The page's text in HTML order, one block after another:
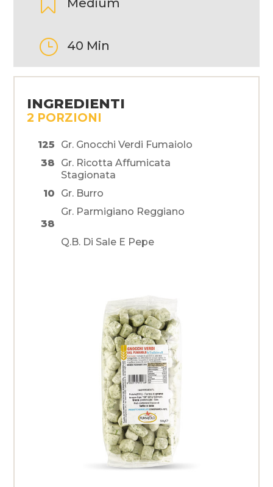
Medium
} 40 Min
INGREDIENTI
2 PORZIONI
125
Gr. Gnocchi Verdi Fumaiolo
38
Gr. Ricotta Affumicata
Stagionata
10
Gr. Burro
38
Gr. Parmigiano Reggiano
Q.b. Di Sale E Pepe